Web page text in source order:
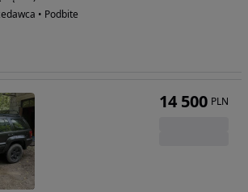
• Podbite
14 500 PLN